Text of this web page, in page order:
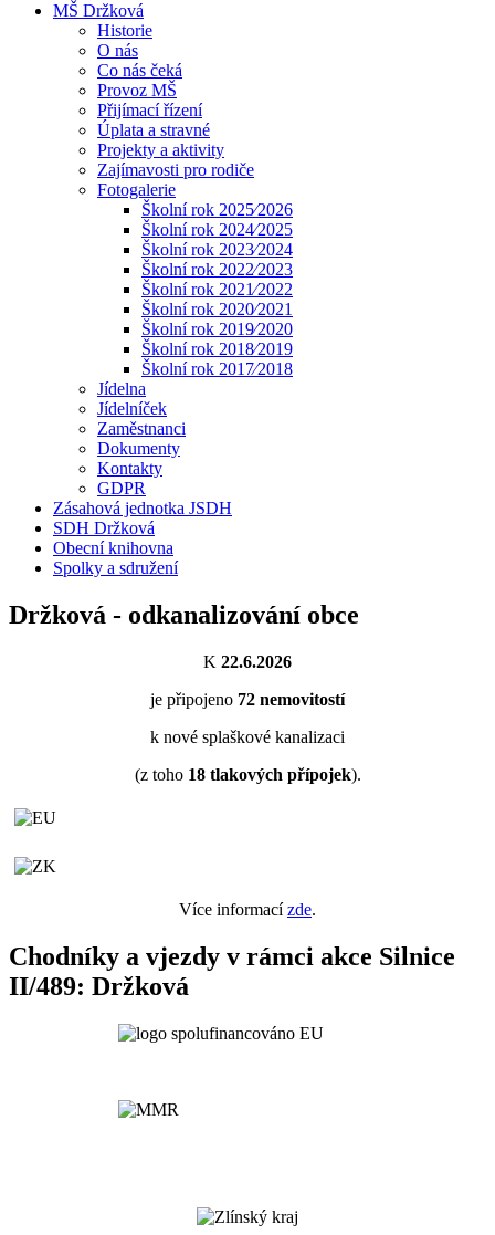
MŠ Držková
Historie
O nás
Co nás čeká
Provoz MŠ
Přijímací řízení
Úplata a stravné
Projekty a aktivity
Zajímavosti pro rodiče
Fotogalerie
Školní rok 2025⁄2026
Školní rok 2024⁄2025
Školní rok 2023⁄2024
Školní rok 2022⁄2023
Školní rok 2021⁄2022
Školní rok 2020⁄2021
Školní rok 2019⁄2020
Školní rok 2018⁄2019
Školní rok 2017⁄2018
Jídelna
Jídelníček
Zaměstnanci
Dokumenty
Kontakty
GDPR
Zásahová jednotka JSDH
SDH Držková
Obecní knihovna
Spolky a sdružení
Držková - odkanalizování obce
K 22.6.2026
je připojeno 72 nemovitostí
k nové splaškové kanalizaci
(z toho 18tlakových přípojek).
Více informacízde.
Chodníky a vjezdy v rámci akce Silnice
II/489: Držková